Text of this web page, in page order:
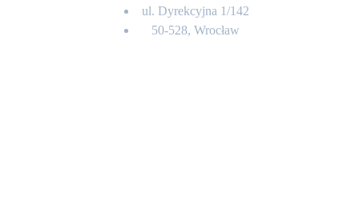
ul. Dyrekcyjna 1/142
50-528, Wrocław